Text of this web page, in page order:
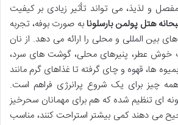
و لذیذ، می تواند تأثیر زیادی بر کیفیت
هتل پولمن بارسلونابه صورت بوفه، تجربه
بین المللی و محلی را ارائه می دهد. از نان
خوش عطر، پنیرهای محلی، گوشت های سرد،
ها، قهوه و چای گرفته تا غذاهای گرم مانند
چیز برای یک شروع پرانرژی فراهم است.
ای تنظیم شده که هم برای مهمانان سحرخیز
می دهند کمی بیشتر استراحت کنند، مناسب